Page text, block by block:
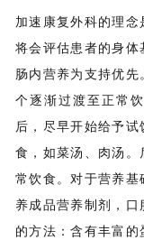
加速康复外科的理
将会评估患者的身体
肠内营养为支持优
个逐渐过渡至正常
后，尽早开始给予
食，如菜汤、肉汤
常饮食。对于营养
养成品营养制剂，
的方法：含有丰富